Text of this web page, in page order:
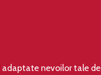
nevoilor tale de